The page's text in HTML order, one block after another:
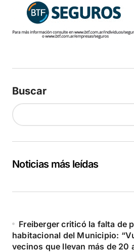
Buscar
Noticias más leídas
Freiberger criticó la falta de
habitacional del Municipio:
vecinos que llevan más de 20